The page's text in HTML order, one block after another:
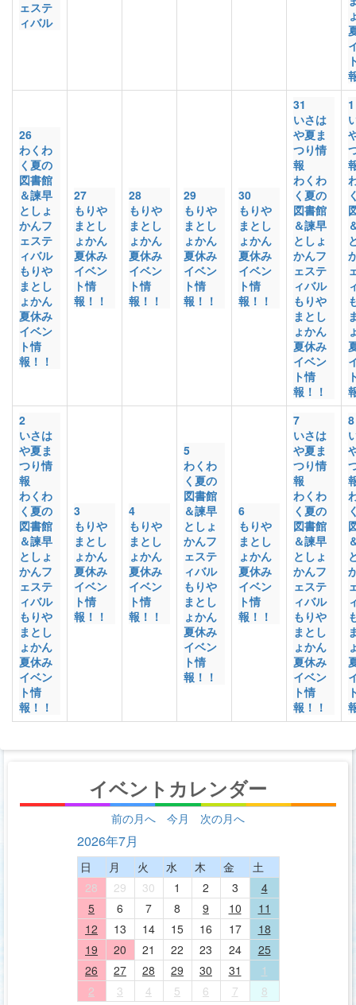
ェステ
ィバル
26
わくわ
く夏の
図書館
＆諫早
としょ
かんフ
ェステ
ィバル
もりや
まとし
ょかん
夏休み
イベン
ト情
報！！
27
もりや
まとし
ょかん
夏休み
イベン
ト情
報！！
28
もりや
まとし
ょかん
夏休み
イベン
ト情
報！！
29
もりや
まとし
ょかん
夏休み
イベン
ト情
報！！
30
もりや
まとし
ょかん
夏休み
イベン
ト情
報！！
31
いさは
や夏ま
つり情
報
わくわ
く夏の
図書館
＆諫早
としょ
かんフ
ェステ
ィバル
もりや
まとし
ょかん
夏休み
イベン
ト情
報！！
1
2
いさは
や夏ま
つり情
報
わくわ
く夏の
図書館
＆諫早
としょ
かんフ
ェステ
ィバル
もりや
まとし
ょかん
夏休み
イベン
ト情
報！！
3
もりや
まとし
ょかん
夏休み
イベン
ト情
報！！
4
もりや
まとし
ょかん
夏休み
イベン
ト情
報！！
5
わくわ
く夏の
図書館
＆諫早
としょ
かんフ
ェステ
ィバル
もりや
まとし
ょかん
夏休み
イベン
ト情
報！！
6
もりや
まとし
ょかん
夏休み
イベン
ト情
報！！
7
いさは
や夏ま
つり情
報
わくわ
く夏の
図書館
＆諫早
としょ
かんフ
ェステ
ィバル
もりや
まとし
ょかん
夏休み
イベン
ト情
報！！
8
イベントカレンダー
前の月へ 今月 次の月へ
2026年7月
日 月 火 水 木 金
土
28
29 30 1 2 3
4
5
6 7 8 9 10
11
12
13 14 15 16 17
18
19
20 21 22 23 24
25
26
27 28 29 30 31
1
2
3 4 5 6 7 8